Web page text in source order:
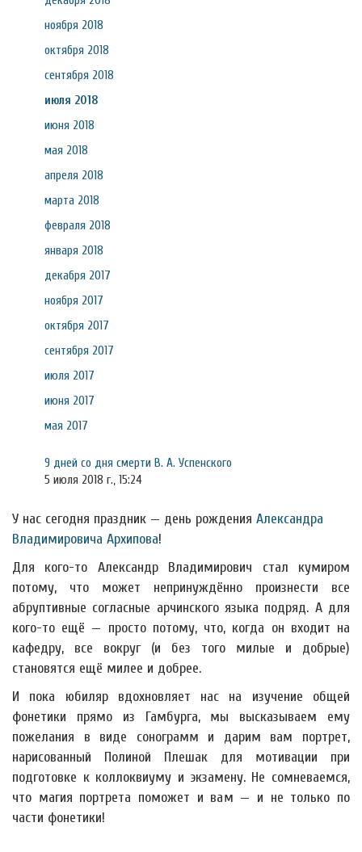
ноября 2018
октября 2018
сентября 2018
июля 2018
июня 2018
мая 2018
апреля 2018
марта 2018
февраля 2018
января 2018
декабря 2017
ноября 2017
октября 2017
сентября 2017
июля 2017
июня 2017
мая 2017
9 дней со дня смерти В. А. Успенского
5 июля 2018 г., 15:24
У нас сегодня праздник — день рождения Александра
Владимировича Архипова!
Для кого-то Александр Владимирович стал кумиром
потому, что может непринуждённо произнести все
абруптивные согласные арчинского языка подряд. А для
кого-то ещё — просто потому, что, когда он входит на
кафедру, все вокруг (и без того милые и добрые)
становятся ещё милее и добрее.
И пока юбиляр вдохновляет нас на изучение общей
фонетики прямо из Гамбурга, мы высказываем ему
пожелания в виде сонограмм и дарим вам портрет,
нарисованный Полиной Плешак для мотивации при
подготовке к коллоквиуму и экзамену. Не сомневаемся,
что магия портрета поможет и вам — и не только по
части фонетики!